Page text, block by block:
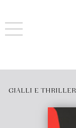
GIALLI E THRILLER